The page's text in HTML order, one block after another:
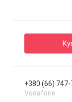
+380 (66)
Vodafone